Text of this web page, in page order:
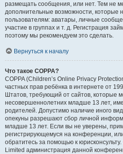
размещать сообщения, или нет. Тем не
дополнительные возможности, которые
пользователям: аватары, личные
участие в группах и т. д. Регистрация
поэтому мы рекомендуем это сделать.
Вернуться к началу
Что такое COPPA?
COPPA (Children’s Online Privacy
частных прав ребёнка в интернете от
Штатов, требующий от сайтов, которые
несовершеннолетних младше 13 лет,
родителей. Допустимо наличие иного
опекуны разрешают сбор личной
младше 13 лет. Если вы не уверены,
регистрирующемуся на конференции,
обратитесь за помощью к
Limited администрация данной